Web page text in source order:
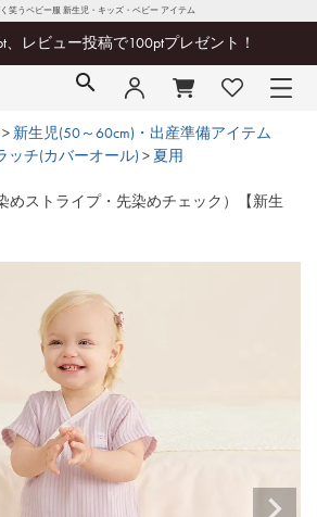
笑うベビー服 新生児・キッズ・ベビー アイテム
レビュー投稿で100ptプレゼント！
新生児(50～60cm)・出産準備アイテム
ッチ(カバーオール)
夏用
めストライプ・先染めチェック）【新生